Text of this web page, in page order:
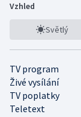
Vzhled
Světlý
TV program
Živé vysílání
TV poplatky
Teletext